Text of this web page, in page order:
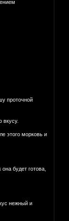
проточной
этого морковь и
будет готова,
нежный и